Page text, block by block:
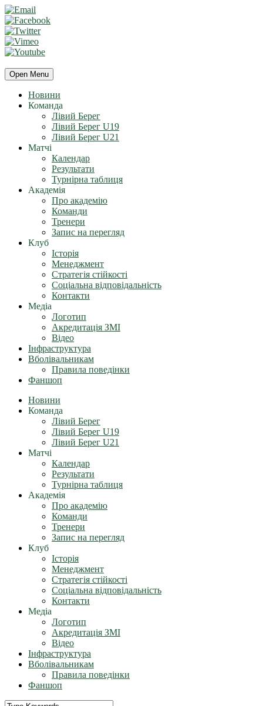
Open Menu
Новини
Команда
Лівий Берег
Лівий Берег U19
Лівий Берег U21
Матчі
Календар
Результати
Турнірна таблиця
Академія
Про академію
Команди
Тренери
Запис на перегляд
Клуб
Історія
Менеджмент
Стратегія стійкості
Соціальна відповідальність
Контакти
Медіа
Логотип
Акредитація ЗМІ
Відео
Інфраструктура
Вболівальникам
Правила поведінки
Фаншоп
Новини
Команда
Лівий Берег
Лівий Берег U19
Лівий Берег U21
Матчі
Календар
Результати
Турнірна таблиця
Академія
Про академію
Команди
Тренери
Запис на перегляд
Клуб
Історія
Менеджмент
Стратегія стійкості
Соціальна відповідальність
Контакти
Медіа
Логотип
Акредитація ЗМІ
Відео
Інфраструктура
Вболівальникам
Правила поведінки
Фаншоп